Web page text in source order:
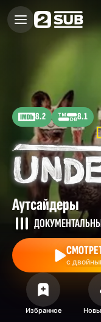
8.2 8.1
Аутсайдеры
с